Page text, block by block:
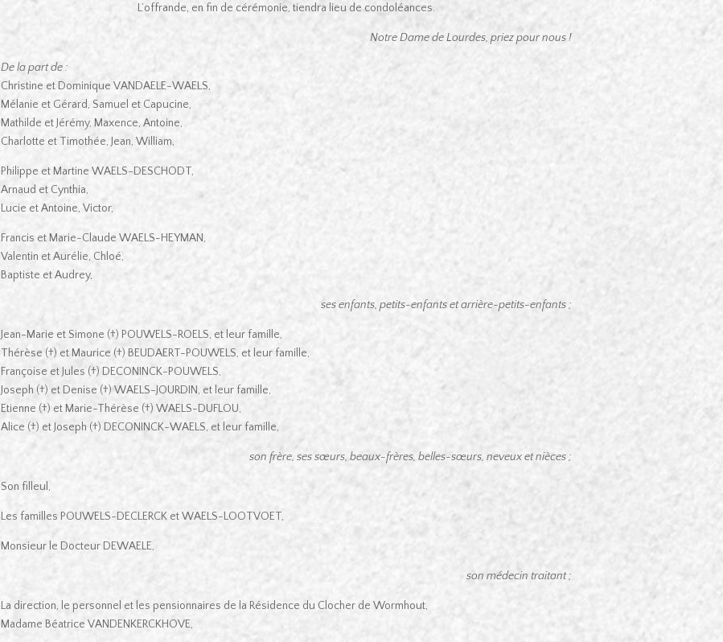
L’offrande, en fin de cérémonie, tiendra lieu de condoléances.
Notre Dame de Lourdes, priez pour nous !
De la part de :
Christine et Dominique VANDAELE-WAELS,
Mélanie et Gérard, Samuel et Capucine,
Mathilde et Jérémy, Maxence, Antoine,
Charlotte et Timothée, Jean, William,
Philippe et Martine WAELS-DESCHODT,
Arnaud et Cynthia,
Lucie et Antoine, Victor,
Francis et Marie-Claude WAELS-HEYMAN,
Valentin et Aurélie, Chloé,
Baptiste et Audrey,
ses enfants, petits-enfants et arrière-petits-enfants ;
Jean-Marie et Simone (†) POUWELS-ROELS, et leur famille,
Thérèse (†) et Maurice (†) BEUDAERT-POUWELS, et leur famille,
Françoise et Jules (†) DECONINCK-POUWELS,
Joseph (†) et Denise (†) WAELS-JOURDIN, et leur famille,
Etienne (†) et Marie-Thérèse (†) WAELS-DUFLOU,
Alice (†) et Joseph (†) DECONINCK-WAELS, et leur famille,
son frère, ses sœurs, beaux-frères, belles-sœurs, neveux et nièces ;
Son filleul,
Les familles POUWELS-DECLERCK et WAELS-LOOTVOET,
Monsieur le Docteur DEWAELE,
son médecin traitant ;
La direction, le personnel et les pensionnaires de la Résidence du Clocher de Wormhout,
Madame Béatrice VANDENKERCKHOVE,